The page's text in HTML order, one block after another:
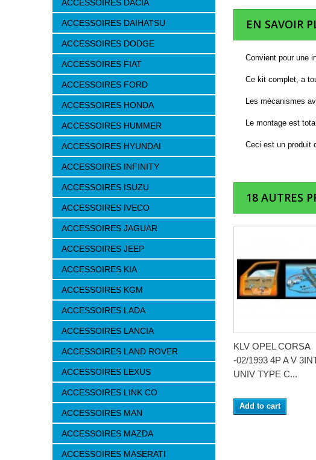
ACCESSOIRES DACIA
ACCESSOIRES DAIHATSU
ACCESSOIRES DODGE
ACCESSOIRES FIAT
ACCESSOIRES FORD
ACCESSOIRES HONDA
ACCESSOIRES HUMMER
ACCESSOIRES HYUNDAI
ACCESSOIRES INFINITY
ACCESSOIRES ISUZU
ACCESSOIRES IVECO
ACCESSOIRES JAGUAR
ACCESSOIRES JEEP
ACCESSOIRES KIA
ACCESSOIRES KGM
ACCESSOIRES LADA
ACCESSOIRES LANCIA
ACCESSOIRES LAND ROVER
ACCESSOIRES LEXUS
ACCESSOIRES LINK CO
ACCESSOIRES MAN
ACCESSOIRES MAZDA
ACCESSOIRES MASERATI
EN SAVOIR
Convient pour une
Ce kit complet, a
Les mécanismes
Le montage est
Ceci est un produit
18 AUTRES
KLV OPEL CORSA
-02/1993 4P A V
UNIV TYPE C...
Add to cart